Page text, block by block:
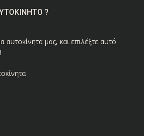
?
αυτοκίνητα μας, και επιλέξτε αυτό